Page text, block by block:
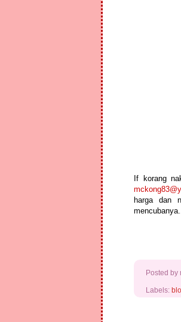
If korang
harga dan
Posted by
Labels: